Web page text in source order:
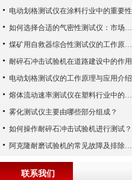
电动划格测试仪在涂料行业中的重要性
如何选择合适的气密性测试仪：市场指南
煤矿用自救器综合性测试仪的工作原理与功能解析
耐碎石冲击试验机在道路建设中的作用
电动划格测试仪的工作原理与应用介绍
熔体流动速率测试仪在塑料行业中的应用
雾化测试仪主要由哪些部分组成？
如何操作耐碎石冲击试验机进行测试？
阿克隆耐磨试验机的常见故障及排除方法
联系我们